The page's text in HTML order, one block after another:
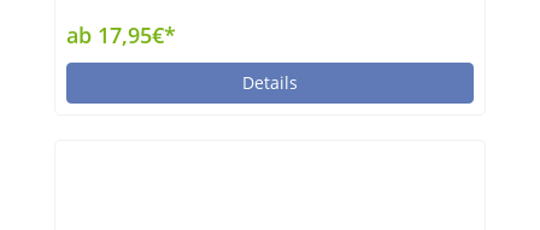
ab 17,95€*
Details